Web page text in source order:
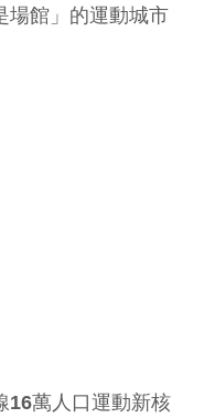
場館」的運動城市
16萬人口運動新核